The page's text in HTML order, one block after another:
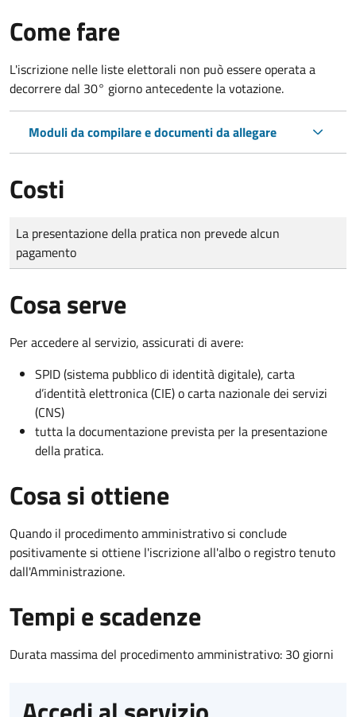
Come fare
L'iscrizione nelle liste elettorali non può essere operata a
decorrere dal 30° giorno antecedente la votazione.
Moduli da compilare e documenti da allegare
Costi
Tipo di pagamento
Importo
La presentazione della pratica non prevede alcun
pagamento
Cosa serve
Per accedere al servizio, assicurati di avere:
SPID (sistema pubblico di identità digitale), carta
d’identità elettronica (CIE) o carta nazionale dei servizi
(CNS)
tutta la documentazione prevista per la presentazione
della pratica.
Cosa si ottiene
Quando il procedimento amministrativo si conclude
positivamente si ottiene l'iscrizione all'albo o registro tenuto
dall'Amministrazione.
Tempi e scadenze
Durata massima del procedimento amministrativo: 30 giorni